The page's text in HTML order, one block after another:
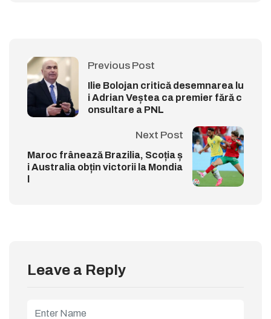
Previous Post
Ilie Bolojan critică desemnarea lu
i Adrian Veștea ca premier fără c
onsultare a PNL
Next Post
Maroc frânează Brazilia, Scoția ș
i Australia obțin victorii la Mondia
Leave a Reply